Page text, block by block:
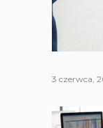
3 czerwca,